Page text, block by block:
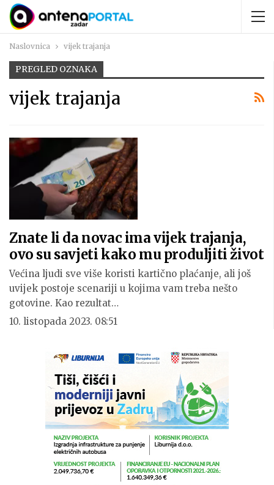
Naslovnica vijek trajanja
PREGLED OZNAKA
vijek trajanja
Znate li da novac ima vijek trajanja,
ovo su savjeti kako mu produljiti život
Većina ljudi sve više koristi kartično plaćanje, ali još
uvijek postoje scenariji u kojima vam treba nešto
gotovine. Kao rezultat…
10. listopada 2023. 08:51